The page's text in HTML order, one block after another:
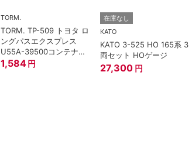
TORM.
TORM. TP-509 トヨタ ロ
ングパスエクスプレス
U55A-39500コンテナ②
2個入
1,584 円
在庫なし
KATO
KATO 3-525 HO 165系 3
両セット HOゲージ
27,300 円